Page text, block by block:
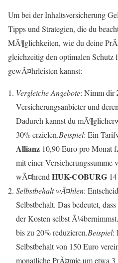
Um bei der Inhaltsversicherung
Tipps und Strategien, die du
MÃ¶glichkeiten, wie du deine
gleichzeitig den optimalen
gewÃ¤hrleisten kannst:
Vergleiche Angebote: Nimm dir
Versicherungsanbieter und
Dadurch kannst du
30% erzielen.Beispiel: Ein
Allianz 10,90 Euro pro Monat
mit einer Versicherungssumme
wÃ¤hrend HUK-COBURG
Selbstbehalt wÃ¤hlen:
Selbstbehalt. Das bedeutet,
der Kosten selbst
bis zu 20% reduzieren.Beispiel:
Selbstbehalt von 150 Euro
monatliche PrÃ¤mie um etwa 3